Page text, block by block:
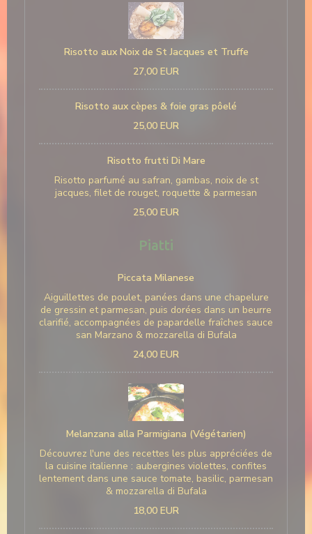
Risotto aux Noix de St Jacques et Truffe
27,00 EUR
Risotto aux cèpes & foie gras pôelé
25,00 EUR
Risotto frutti Di Mare
Risotto parfumé au safran, gambas, noix de st
jacques, filet de rouget, roquette & parmesan
25,00 EUR
Piatti
Piccata Milanese
Aiguillettes de poulet, panées dans une chapelure
de gressin et parmesan, puis dorées dans un beurre
clarifié, accompagnées de papardelle fraîches sauce
san Marzano & mozzarella di Bufala
24,00 EUR
Melanzana alla Parmigiana (Végétarien)
Découvrez l'une des recettes les plus appréciées de
la cuisine italienne : aubergines violettes, confites
lentement dans une sauce tomate, basilic, parmesan
& mozzarella di Bufala
18,00 EUR